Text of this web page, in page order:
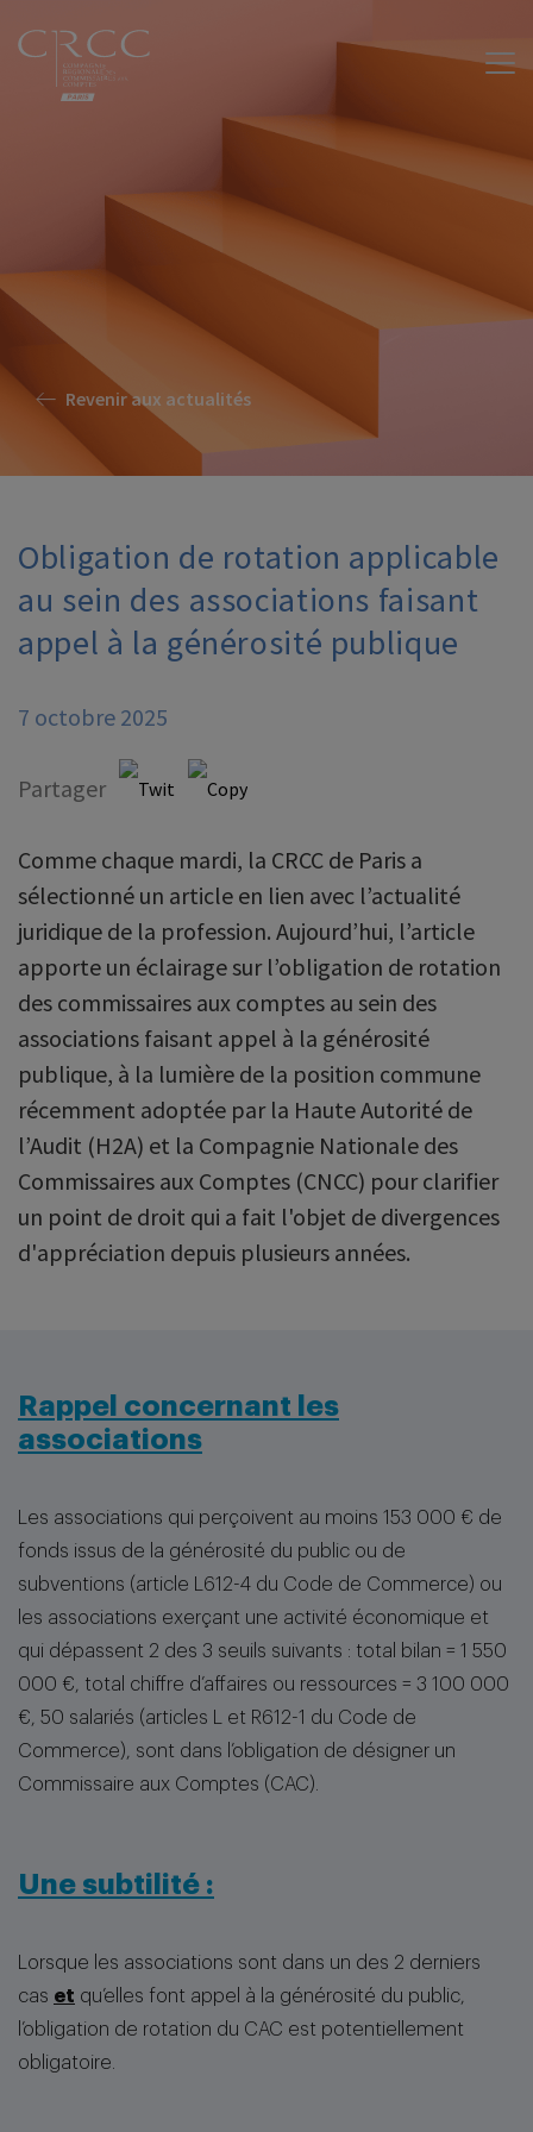
Revenir aux actualités
Obligation de rotation applicable
au sein des associations faisant
appel à la générosité publique
7 octobre 2025
Partager
Comme chaque mardi, la CRCC de Paris a
sélectionné un article en lien avec l’actualité
juridique de la profession. Aujourd’hui, l’article
apporte un éclairage sur l’obligation de rotation
des commissaires aux comptes au sein des
associations faisant appel à la générosité
publique, à la lumière de la position commune
récemment adoptée par la Haute Autorité de
l’Audit (H2A) et la Compagnie Nationale des
Commissaires aux Comptes (CNCC) pour clarifier
un point de droit qui a fait l'objet de divergences
d'appréciation depuis plusieurs années.
Rappel concernant les
associations
Les associations qui perçoivent au moins 153 000 € de
fonds issus de la générosité du public ou de
subventions (article L612-4 du Code de Commerce) ou
les associations exerçant une activité économique et
qui dépassent 2 des 3 seuils suivants : total bilan = 1 550
000 €, total chiffre d’affaires ou ressources = 3 100 000
€, 50 salariés (articles L et R612-1 du Code de
Commerce), sont dans l’obligation de désigner un
Commissaire aux Comptes (CAC).
Une subtilité :
Lorsque les associations sont dans un des 2 derniers
cas et qu’elles font appel à la générosité du public,
l’obligation de rotation du CAC est potentiellement
obligatoire.